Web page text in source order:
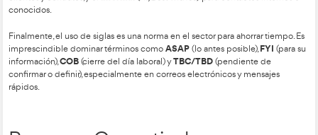
La gestión de mercancías internacionales se apoya en
como elCMR(carretera) y elCIM(ferrocarril). El CMR
contrato y justificante de entrega, repartiéndose en cuatro
colores para exportador, destinatario, transportista y
varios idiomas (inglés, francés y origen) para facilitar el paso